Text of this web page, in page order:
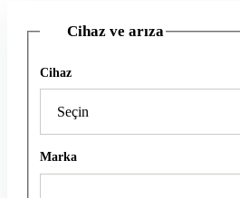
Cihaz ve arıza
Cihaz
Marka